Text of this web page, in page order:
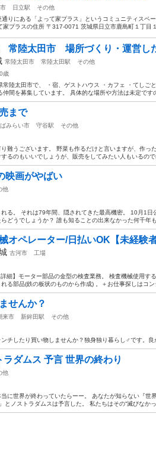
日立駅
その他
りにある「よって家プラス」というコミュニティスペ
家プラスの住所 〒317-0071 茨城県日立市鹿島町１丁目
常陸太田市 場所づくり・運営し
常陸太田市 常陸太田駅
その他
歳
常陸太田市で、 ・宿、ゲストハウス ・カフェ ・てしご
仲間を募集しています。 具体的な場所や方法は未定です
まで
みらい市 守谷駅
その他
難うございます。 野菜も作るだけと言いますが、作っ
るのもいいでしょうが、販売をしてみたい人もいるの
映画がやばい
他
る。 それは79年間、隠されてきた最高機密。 10月1日
どうでしょうか？ 誰も知ることの出来なかった何千年
オペレーター/日払いOK【未経験
古河市 工場
細】モーター部品の金型の検査業務。 検査機械使用す
る部品(鉄の板状のものから作成) 。＋お仕事探しはコン
せんか？
来市 新鉾田駅
その他
チしたり買い物しませんか？独身独り暮らし♂️です。
ラダムス 予言 世界の終わり
他
に世界が終わっていたらーー。 あなたが知らない『世
とノストラダムスは予言した。 私たちはその“滅びなかっ